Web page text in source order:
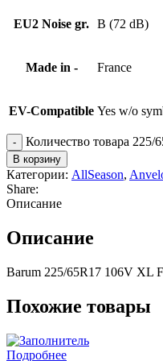
EU2 Noise gr. B (72 dB)
Made in - France
EV-Compatible Yes w/o
Количество товара
В корзину
Категории: AllSeason,
Share:
Описание
Описание
Barum 225/65R17 106V XL
Похожие товары
Подробнее